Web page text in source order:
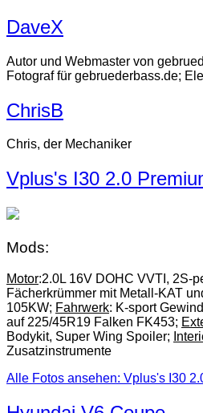
DaveX
Autor und Webmaster von
Fotograf für gebruederbass.de;
ChrisB
Chris, der Mechaniker
Vplus's I30 2.0
Mods:
Motor:2.0L 16V DOHC VVTI, 2S-
Fächerkrümmer mit Metall-KAT
105KW; Fahrwerk: K-sport
auf 225/45R19 Falken FK453;
Bodykit, Super Wing Spoiler;
Zusatzinstrumente
Alle Fotos ansehen: Vplus's I30